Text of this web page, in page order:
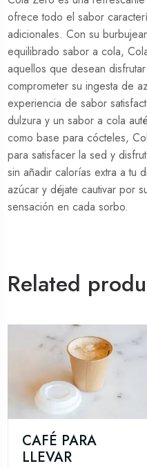
ofrece todo el sabor
adicionales. Con su
equilibrado sabor a cola,
aquellos que desean
comprometer su ingesta de
experiencia de sabor
dulzura y un sabor a cola
como base para cócteles,
para satisfacer la sed y
sin añadir calorías extra a tu
azúcar y déjate cautivar por
sensación en cada sorbo.
Related
CAFÉ PARA
LLEVAR